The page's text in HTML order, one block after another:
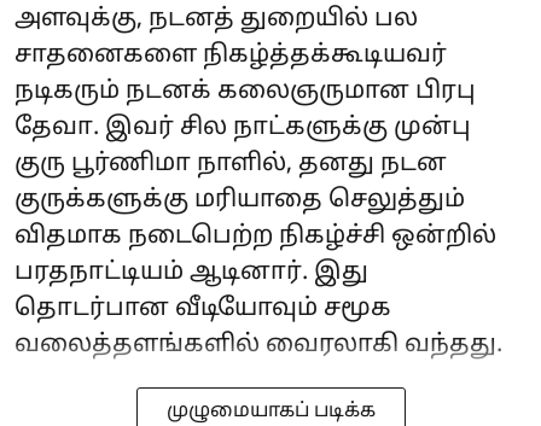
அளவுக்கு, நடனத் துறையில் பல
சாதனைகளை நிகழ்த்தக்கூடியவர்
நடிகரும் நடனக் கலைஞருமான பிரபு
தேவா. இவர் சில நாட்களுக்கு முன்பு
குரு பூர்ணிமா நாளில், தனது நடன
குருக்களுக்கு மரியாதை செலுத்தும்
விதமாக நடைபெற்ற நிகழ்ச்சி ஒன்றில்
பரதநாட்டியம் ஆடினார். இது
தொடர்பான வீடியோவும் சமூக
வலைத்தளங்களில் வைரலாகி வந்தது.
முழுமையாகப் படிக்க